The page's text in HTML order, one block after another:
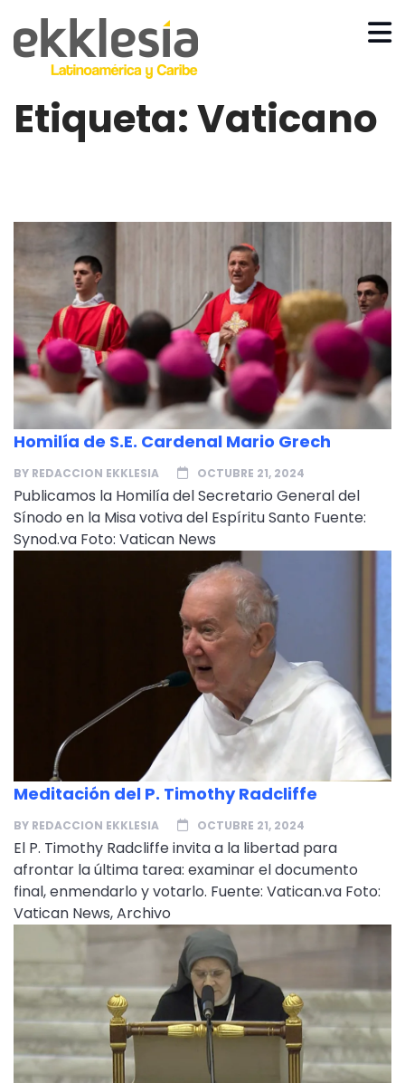
Etiqueta:Vaticano
Homilía de S.E. Cardenal Mario Grech
BY REDACCION EKKLESIA OCTUBRE 21, 2024
Publicamos la Homilía del Secretario General del
Sínodo en la Misa votiva del Espíritu Santo Fuente:
Synod.va Foto: Vatican News
Meditación del P. Timothy Radcliffe
BY REDACCION EKKLESIA OCTUBRE 21, 2024
El P. Timothy Radcliffe invita a la libertad para
afrontar la última tarea: examinar el documento
final, enmendarlo y votarlo. Fuente: Vatican.va Foto:
Vatican News, Archivo